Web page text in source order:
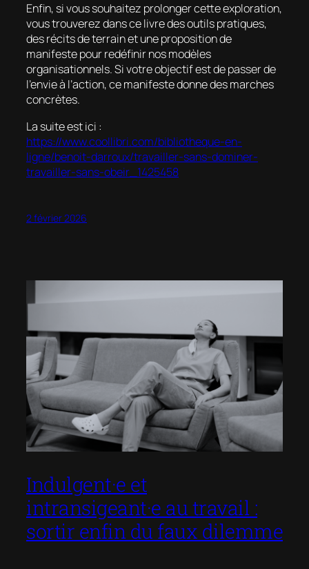
Enfin, si vous souhaitez prolonger cette exploration,
vous trouverez dans ce livre des outils pratiques,
des récits de terrain et une proposition de
manifeste pour redéfinir nos modèles
organisationnels. Si votre objectif est de passer de
l’envie à l’action, ce manifeste donne des marches
concrètes.
La suite est ici :
https://www.coollibri.com/bibliotheque-en-
ligne/benoit-darroux/travailler-sans-dominer-
travailler-sans-obeir_1425458
2 février 2026
Indulgent·e et
intransigeant·e au travail :
sortir enfin du faux dilemme